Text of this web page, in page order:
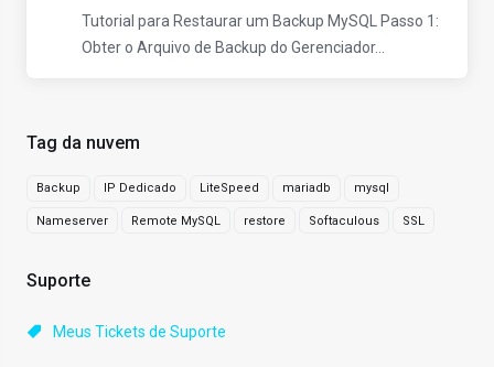
Tag da nuvem
Backup IP Dedicado LiteSpeed mariadb mysql
Nameserver Remote MySQL restore Softaculous SSL
Suporte
Meus Tickets de Suporte
Tutorial para Restaurar um Backup MySQL Passo 1:
Obter o Arquivo de Backup do Gerenciador...